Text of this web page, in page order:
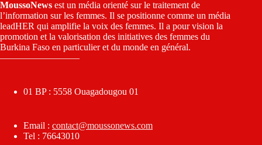
MoussoNews est un média orienté sur le traitement de
l’information sur les femmes. Il se positionne comme un média
leadHER qui amplifie la voix des femmes. Il a pour vision la
promotion et la valorisation des initiatives des femmes du
Burkina Faso en particulier et du monde en général.
————————–
01 BP : 5558 Ouagadougou 01
Email : contact@moussonews.com
Tel : 76643010